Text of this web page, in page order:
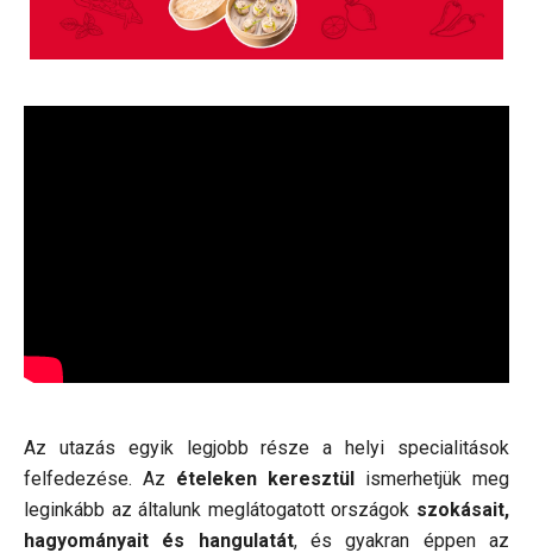
Az utazás egyik legjobb része a helyi specialitások
felfedezése. Az ételeken keresztül
ismerhetjük meg
leginkább az általunk meglátogatott országok szokásait,
hagyományait és hangulatát, és gyakran éppen az